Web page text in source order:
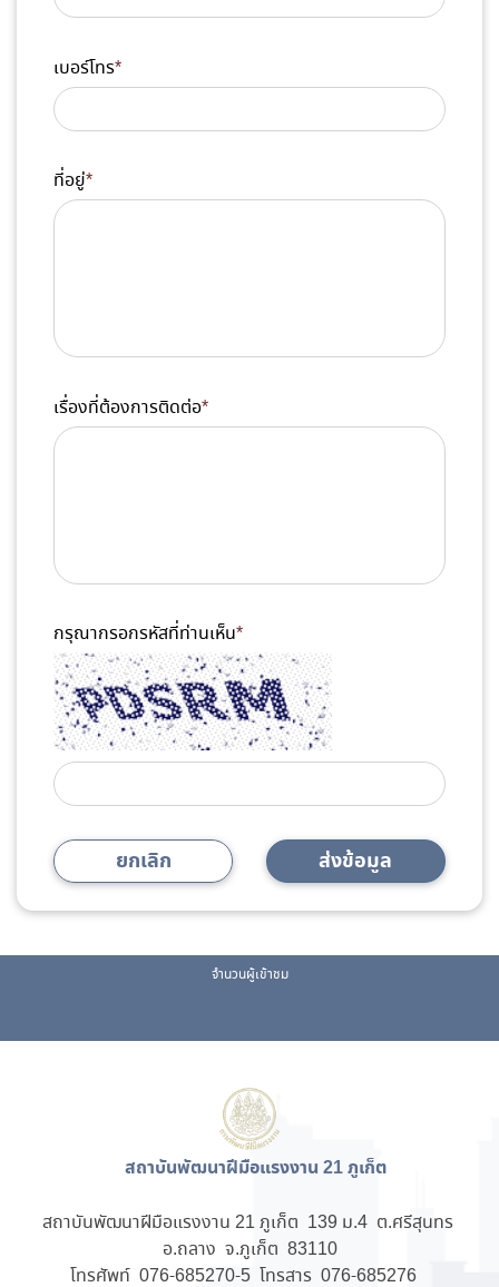
เบอร์โทร*
ที่อยู่*
เรื่องที่ต้องการติดต่อ*
กรุณากรอกรหัสที่ท่านเห็น*
ยกเลิก ส่งข้อมูล
จำนวนผู้เข้าชม
สถาบันพัฒนาฝีมือแรงงาน 21 ภูเก็ต
สถาบันพัฒนาฝีมือแรงงาน 21 ภูเก็ต 139 ม.4 ต.ศรีสุนทร
อ.ถลาง จ.ภูเก็ต 83110
โทรศัพท์ 076-685270-5 โทรสาร 076-685276